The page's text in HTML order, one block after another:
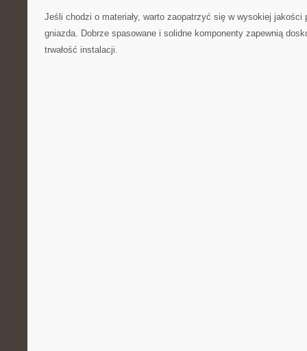
Jeśli chodzi o materiały, warto zaopatrzyć się w wysokiej⁢ jakości
gniazda. ‍Dobrze‌ spasowane i solidne komponenty zapewnią
trwałość instalacji.